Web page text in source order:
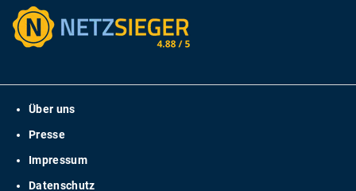
Über uns
Presse
Impressum
Datenschutz